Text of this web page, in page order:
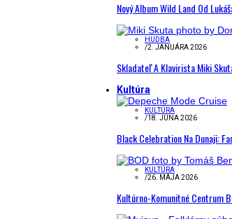
Nový Album Wild Land Od
HUDBA
/2. JANUÁRA 2026
Skladateľ A Klavirista Miki
Kultúra
KULTÚRA
/18. JÚNA 2026
Black Celebration Na Dunaji:
KULTÚRA
/26. MÁJA 2026
Kultúrno-Komunitné Centrum